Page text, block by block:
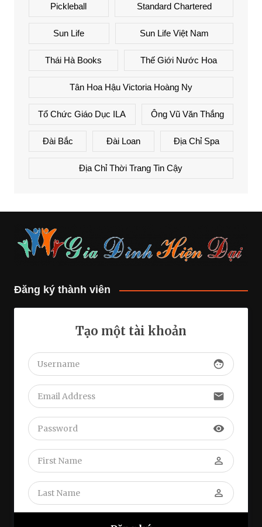
Pickleball Standard Chartered
Sun Life Sun Life Việt Nam
Thái Hà Books Thế Giới Nước Hoa
Tân Hoa Hậu Victoria Hoàng Ny
Tổ Chức Giáo Dục ILA Ông Vũ Văn Thắng
Đài Bắc Đài Loan Địa Chỉ Spa
Địa Chỉ Thời Trang Tin Cậy
Đăng ký thành viên
Tạo một tài khoản
face
email
visibility
perm_identity
perm_identity